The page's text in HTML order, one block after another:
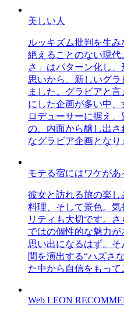
美しい人
ルッキズム批判を生
絶えることのない現
さ」はパターン化し
思いから、新しいグ
ました。グラビアと
にした企画が多い中
ロデューサーに据え
の、内面から醸し出さ
なグラビア企画となり
モテる宿にはワケがあ
彼女と訪れる旅の楽
料理、そして景色。
リティも大切です。
ではの個性的な魅力
思い出になるはず。
間を演出する“ハズさ
た中から自信をもって
Web LEON